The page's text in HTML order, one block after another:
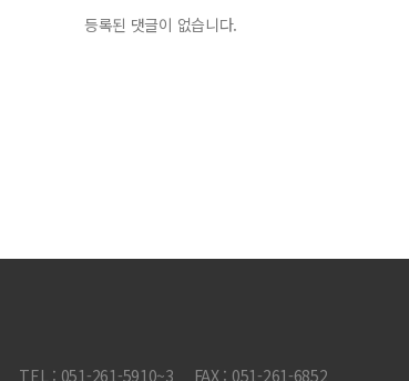
등록된 댓글이 없습니다.
TEL : 051-261-5910~3 FAX : 051-261-6852